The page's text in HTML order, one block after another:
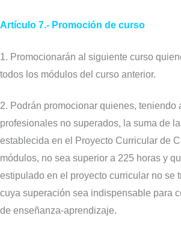
Artículo 7.- Promoción de curso
1. Promocionarán al siguiente curso
todos los módulos del curso anterior.
2. Podrán promocionar quienes, teniendo
profesionales no superados, la suma de
establecida en el Proyecto Curricular de
módulos, no sea superior a 225 horas y
estipulado en el proyecto curricular no se
cuya superación sea indispensable para
de enseñanza-aprendizaje.